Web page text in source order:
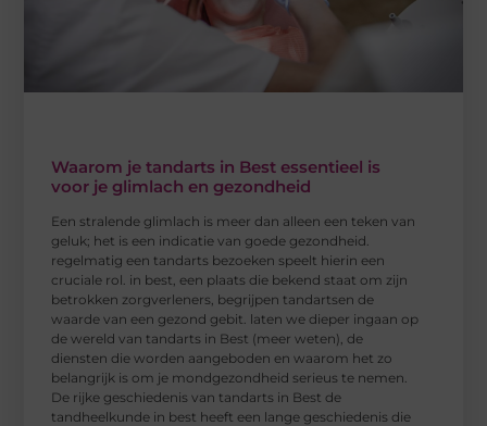
Waarom je tandarts in Best essentieel is
voor je glimlach en gezondheid
Een stralende glimlach is meer dan alleen een teken van
geluk; het is een indicatie van goede gezondheid.
regelmatig een tandarts bezoeken speelt hierin een
cruciale rol. in best, een plaats die bekend staat om zijn
betrokken zorgverleners, begrijpen tandartsen de
waarde van een gezond gebit. laten we dieper ingaan op
de wereld van tandarts in Best (meer weten), de
diensten die worden aangeboden en waarom het zo
belangrijk is om je mondgezondheid serieus te nemen.
De rijke geschiedenis van tandarts in Best de
tandheelkunde in best heeft een lange geschiedenis die